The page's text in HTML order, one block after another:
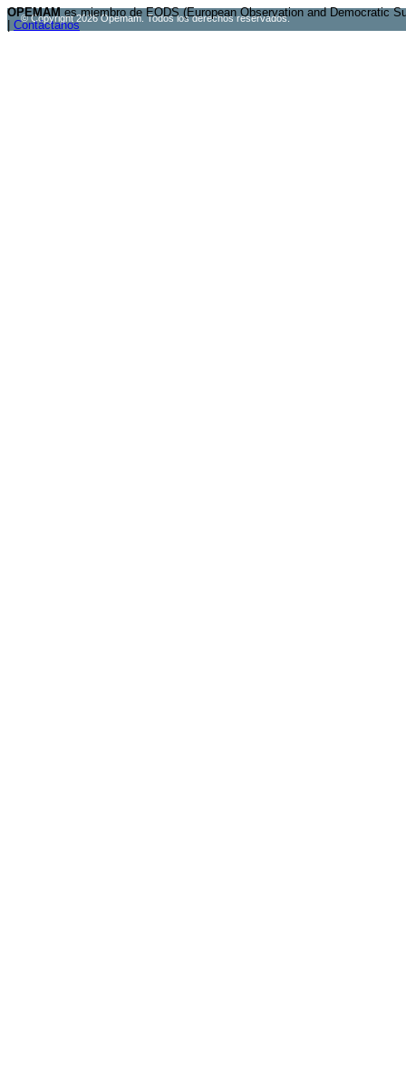
OPEMAMes miembro de EODS (European Observation and Democratic
Contáctanos
© Copyright 2026 Opemam. Todos los derechos reservados.